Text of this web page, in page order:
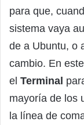
para que,
sistema vaya
de a Ubuntu, o
cambio. En
el Terminal
mayoría de los
la línea de